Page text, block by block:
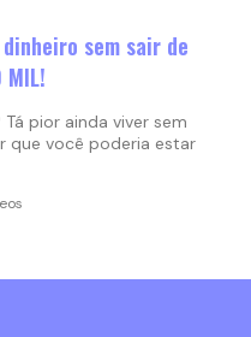
dinheiro sem sair de
MIL!
pior ainda viver sem
que você poderia estar